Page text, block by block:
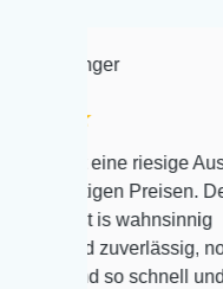
riesige Auswahl
Preisen. Der
wahnsinnig
noch
schnell und